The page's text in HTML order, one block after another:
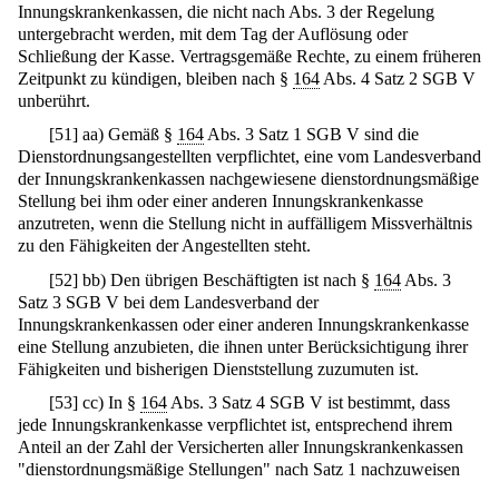
Innungskrankenkassen, die nicht nach Abs. 3 der Regelung
untergebracht werden, mit dem Tag der Auflösung oder
Schließung der Kasse. Vertragsgemäße Rechte, zu einem früheren
Zeitpunkt zu kündigen, bleiben nach § 164 Abs. 4 Satz 2 SGB V
unberührt.
[51] aa) Gemäß § 164 Abs. 3 Satz 1 SGB V sind die
Dienstordnungsangestellten verpflichtet, eine vom Landesverband
der Innungskrankenkassen nachgewiesene dienstordnungsmäßige
Stellung bei ihm oder einer anderen Innungskrankenkasse
anzutreten, wenn die Stellung nicht in auffälligem Missverhältnis
zu den Fähigkeiten der Angestellten steht.
[52] bb) Den übrigen Beschäftigten ist nach § 164 Abs. 3
Satz 3 SGB V bei dem Landesverband der
Innungskrankenkassen oder einer anderen Innungskrankenkasse
eine Stellung anzubieten, die ihnen unter Berücksichtigung ihrer
Fähigkeiten und bisherigen Dienststellung zuzumuten ist.
[53] cc) In § 164 Abs. 3 Satz 4 SGB V ist bestimmt, dass
jede Innungskrankenkasse verpflichtet ist, entsprechend ihrem
Anteil an der Zahl der Versicherten aller Innungskrankenkassen
"dienstordnungsmäßige Stellungen" nach Satz 1 nachzuweisen